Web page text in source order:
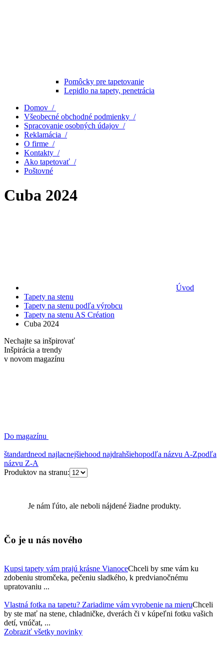
Pomôcky pre tapetovanie
Lepidlo na tapety, penetrácia
Domov /
Všeobecné obchodné podmienky /
Spracovanie osobných údajov /
Reklamácia /
O firme /
Kontakty /
Ako tapetovať /
Poštovné
Cuba 2024
Úvod
Tapety na stenu
Tapety na stenu podľa výrobcu
Tapety na stenu AS Création
Cuba 2024
Nechajte sa inšpirovať
Inšpirácia a trendy
v novom magazínu
Do magazínu
štandardneod najlacnejšiehood najdrahšiehopodľa názvu A-Zpodľa
názvu Z-A
Produktov na stranu:
Je nám ľúto, ale neboli nájdené žiadne produkty.
Čo je u nás nového
Kupsi tapety vám prajú krásne VianoceChceli by sme vám ku
zdobeniu stromčeka, pečeniu sladkého, k predvianočnému
upratovaniu ...
Vlastná fotka na tapetu? Zariadime vám vyrobenie na mieruChceli
by ste mať na stene, chladničke, dverách či v kúpeľni fotku vašich
detí, vnúčat, ...
Zobraziť všetky novinky